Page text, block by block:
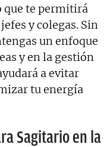
que te permitirá
y colegas. Sin
un enfoque
y en la gestión
a evitar
tu energía
Sagitario en la